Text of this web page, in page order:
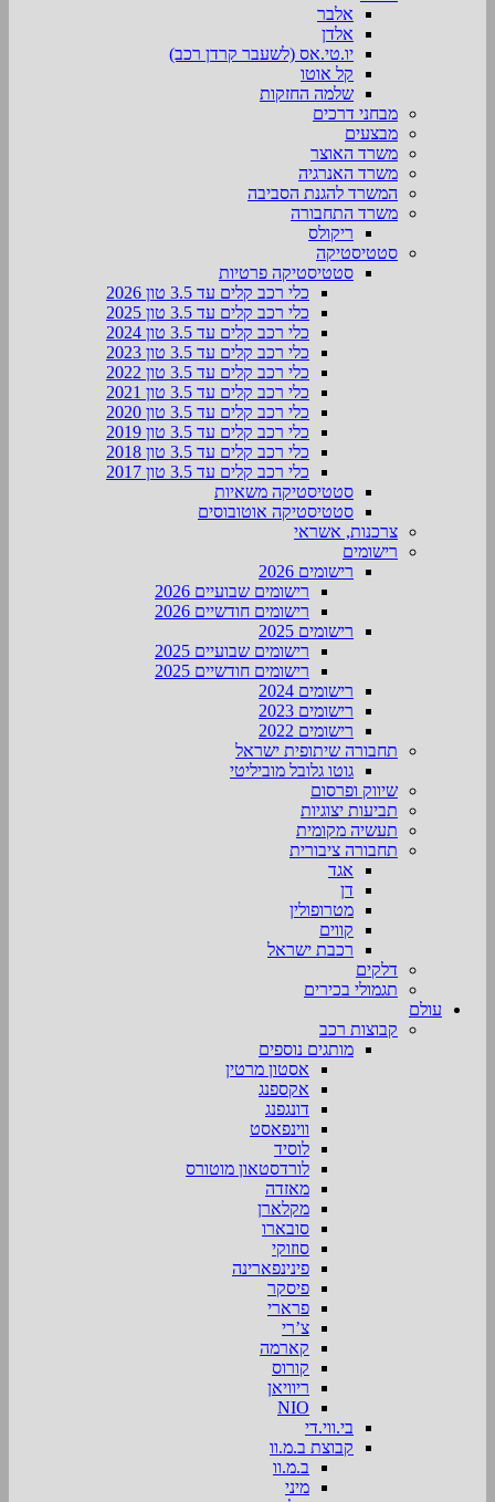
אלבר
אלדן
יו.טי.אס (לשעבר קרדן רכב)
קל אוטו
שלמה החזקות
מבחני דרכים
מבצעים
משרד האוצר
משרד האנרגיה
המשרד להגנת הסביבה
משרד התחבורה
ריקולס
סטטיסטיקה
סטטיסטיקה פרטיות
כלי רכב קלים עד 3.5 טון 2026
כלי רכב קלים עד 3.5 טון 2025
כלי רכב קלים עד 3.5 טון 2024
כלי רכב קלים עד 3.5 טון 2023
כלי רכב קלים עד 3.5 טון 2022
כלי רכב קלים עד 3.5 טון 2021
כלי רכב קלים עד 3.5 טון 2020
כלי רכב קלים עד 3.5 טון 2019
כלי רכב קלים עד 3.5 טון 2018
כלי רכב קלים עד 3.5 טון 2017
סטטיסטיקה משאיות
סטטיסטיקה אוטובוסים
צרכנות, אשראי
רישומים
רישומים 2026
רישומים שבועיים 2026
רישומים חודשיים 2026
רישומים 2025
רישומים שבועיים 2025
רישומים חודשיים 2025
רישומים 2024
רישומים 2023
רישומים 2022
תחבורה שיתופית ישראל
גוטו גלובל מוביליטי
שיווק ופרסום
תביעות יצוגיות
תעשיה מקומית
תחבורה ציבורית
אגד
דן
מטרופולין
קווים
רכבת ישראל
דלקים
תגמולי בכירים
עולם
קבוצות רכב
מותגים נוספים
אסטון מרטין
אקספנג
דונגפנג
ווינפאסט
לוסיד
לורדסטאון מוטורס
מאזדה
מקלארן
סובארו
סוזוקי
פינינפארינה
פיסקר
פרארי
צ’רי
קארמה
קורוס
ריוויאן
NIO
בי.ווי.די
קבוצת ב.מ.וו
ב.מ.וו
מיני